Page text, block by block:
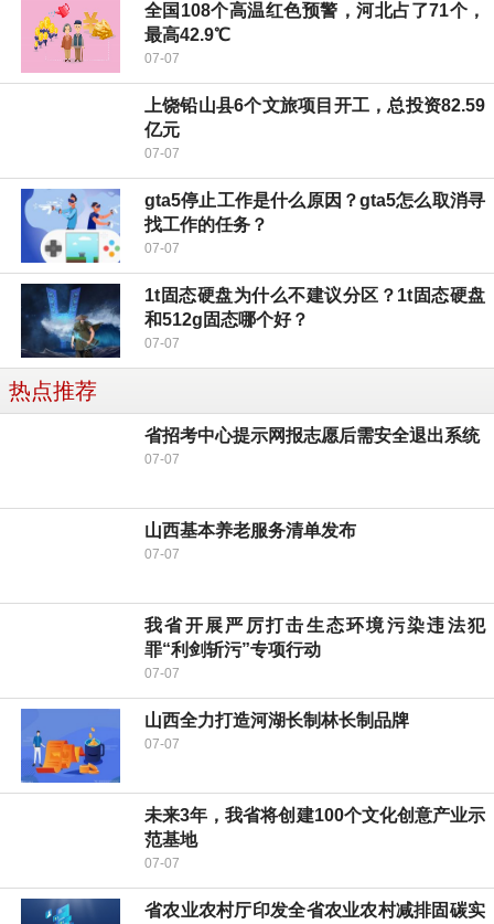
全国108个高温红色预警，河北占了71个，
最高42.9℃
07-07
上饶铅山县6个文旅项目开工，总投资82.59
亿元
07-07
gta5停止工作是什么原因？gta5怎么取消寻
找工作的任务？
07-07
1t固态硬盘为什么不建议分区？1t固态硬盘
和512g固态哪个好？
07-07
热点推荐
省招考中心提示网报志愿后需安全退出系统
07-07
山西基本养老服务清单发布
07-07
我省开展严厉打击生态环境污染违法犯
罪“利剑斩污”专项行动
07-07
山西全力打造河湖长制林长制品牌
07-07
未来3年，我省将创建100个文化创意产业示
范基地
07-07
省农业农村厅印发全省农业农村减排固碳实